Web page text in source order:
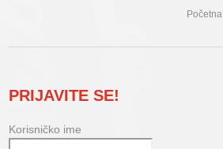
Početna
PRIJAVITE SE!
Korisničko ime